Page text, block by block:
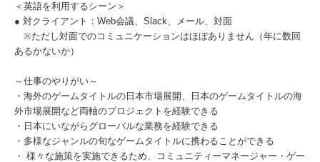
＜英語を利用するシーン＞
● 対クライアント：Web会議、Slack、メール、対面
※ただし対面でのコミュニケーションはほぼありません（年に数回
あるかないか）
～仕事のやりがい～
・海外のゲームタイトルの日本市場展開、日本のゲームタイトルの海
外市場展開など両軸のプロジェクトを経験できる
・日本にいながらグローバルな業務を経験できる
・多様なジャンルの旬なゲームタイトルに携わることができる
・ 様々な施策を実施できるため、コミュニティーマネージャー・ゲー